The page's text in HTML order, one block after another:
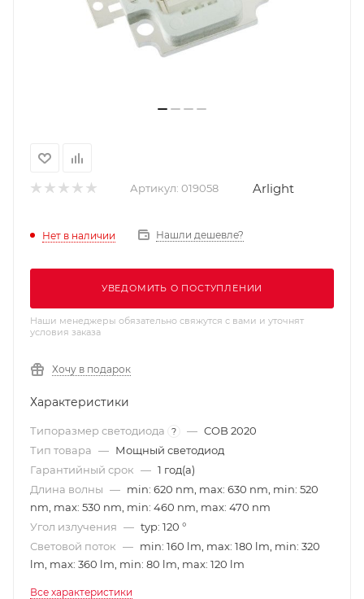
Артикул: 019058 Arlight
Нет в наличии Нашли дешевле?
УВЕДОМИТЬ О ПОСТУПЛЕНИИ
Наши менеджеры обязательно свяжутся с вами и уточнят
условия заказа
Хочу в подарок
Характеристики
Типоразмер светодиода ? — COB 2020
Тип товара — Мощный светодиод
Гарантийный срок — 1 год(а)
Длина волны — min: 620 nm, max: 630 nm, min: 520
nm, max: 530 nm, min: 460 nm, max: 470 nm
Угол излучения — typ: 120 °
Световой поток — min: 160 lm, max: 180 lm, min: 320
lm, max: 360 lm, min: 80 lm, max: 120 lm
Все характеристики